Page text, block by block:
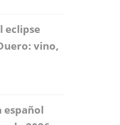
eclipse
vino,
español